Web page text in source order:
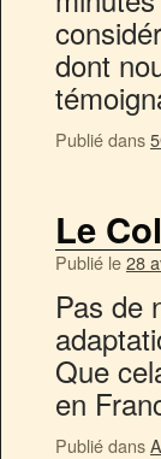
dont
Publié dans
Le
Publié le28
Pas de
Que
en
Publié dans